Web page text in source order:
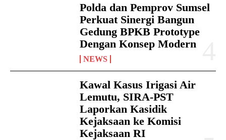
Polda dan Pemprov Sumsel
Perkuat Sinergi Bangun
Gedung BPKB Prototype
Dengan Konsep Modern
NEWS
Kawal Kasus Irigasi Air
Lemutu, SIRA-PST
Laporkan Kasidik
Kejaksaan ke Komisi
Kejaksaan RI